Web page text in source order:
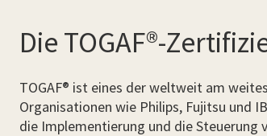
Die TOGAF®-
TOGAF® ist eines der weltweit am
Organisationen wie Philips, Fujitsu und
die Implementierung und die